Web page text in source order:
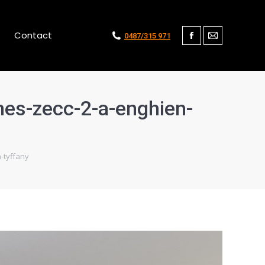
Contact 0487/315 971
Facebook
Mail
zecc-2-a-enghien-
tyffany